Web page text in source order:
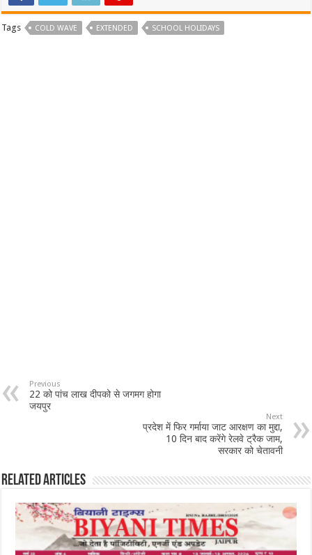
Tags COLD WAVE EXTENDED SCHOOL HOLIDAYS
Previous
22 को पांच लाख दीपको से जगमग होगा
जयपुर
Next
प्रदेश में फिर गर्माया जाट आरक्षण का मुद्दा,
10 दिन बाद करेंगे रेलवे ट्रैक जाम,
सरकार को चेतावनी
Related Articles